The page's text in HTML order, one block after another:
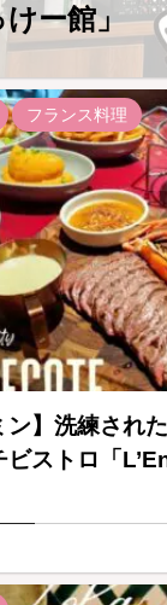
けー館」
フランス料理
ン】洗練され
ビストロ「